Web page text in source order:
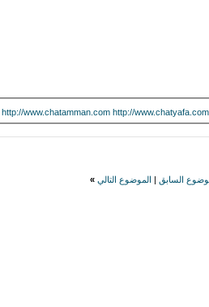
http://www.chatamman.com http://www.chatyafa.com
السابق الموضوع التالي »